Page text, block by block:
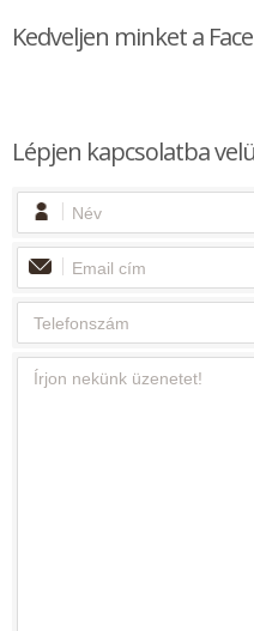
Kedveljen minket a
Lépjen kapcsolatba